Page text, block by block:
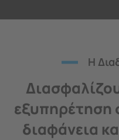
H
εξυπηρέτηση
διαφάνεια